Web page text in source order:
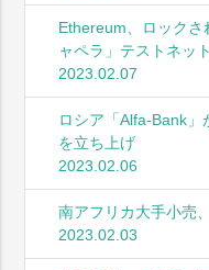
Ethereum、ロックさ
ャペラ」テストネッ
2023.02.07
ロシア「Alfa-Bank」
を立ち上げ
2023.02.06
南アフリカ大手小売
2023.02.03